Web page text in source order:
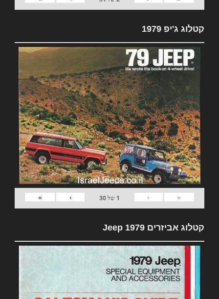
קטלוג ג'יפ 1979
«
‹
1 של30
›
»
קטלוג אביזרים 1979 Jeep